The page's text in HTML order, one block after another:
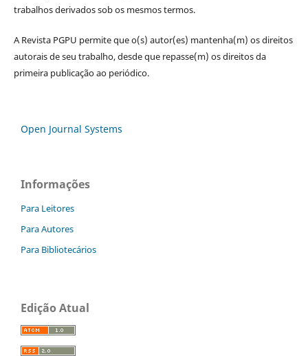
trabalhos derivados sob os mesmos termos.
A Revista PGPU permite que o(s) autor(es) mantenha(m) os direitos
autorais de seu trabalho, desde que repasse(m) os direitos da
primeira publicação ao periódico.
Open Journal Systems
Informações
Para Leitores
Para Autores
Para Bibliotecários
Edição Atual